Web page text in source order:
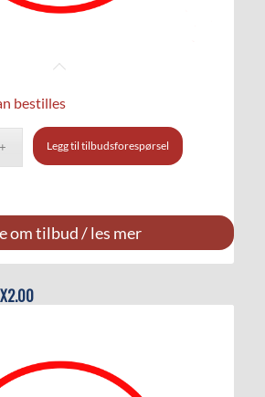
bestilles
Legg til tilbudsforespørsel
om tilbud / les mer